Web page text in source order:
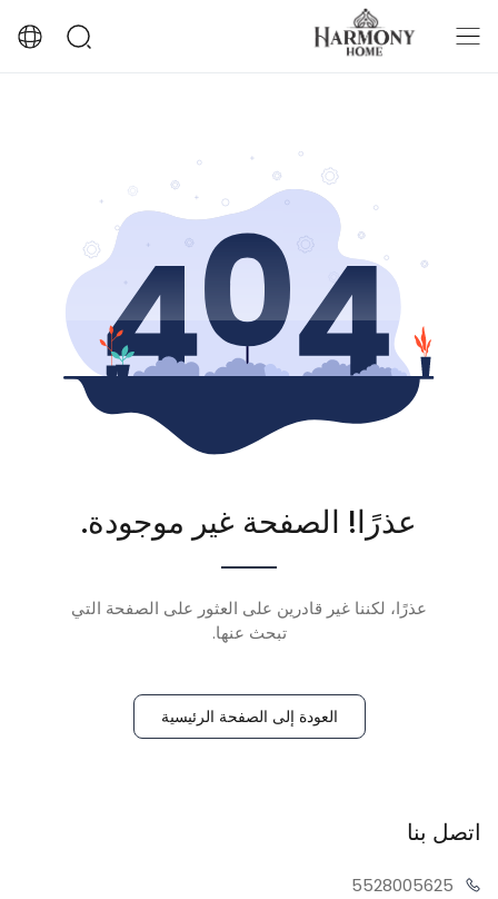
عذرًا! الصفحة غير موجودة.
عذرًا، لكننا غير قادرين على العثور على الصفحة التي
تبحث عنها.
العودة إلى الصفحة الرئيسية
اتصل بنا
05625
55280